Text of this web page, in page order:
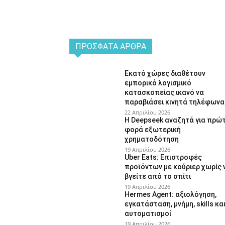
ΠΡΌΣΦΑΤΑ ΆΡΘΡΑ
Εκατό χώρες διαθέτουν
εμπορικό λογισμικό
κατασκοπείας ικανό να
παραβιάσει κινητά τηλέφωνα
22 Απριλίου 2026
Η Deepseek αναζητά για
φορά εξωτερική
χρηματοδότηση
19 Απριλίου 2026
Uber Eats: Επιστροφές
προϊόντων με κούριερ χωρίς
βγείτε από το σπίτι
19 Απριλίου 2026
Hermes Agent: αξιολόγηση,
εγκατάσταση, μνήμη, skills και
αυτοματισμοί